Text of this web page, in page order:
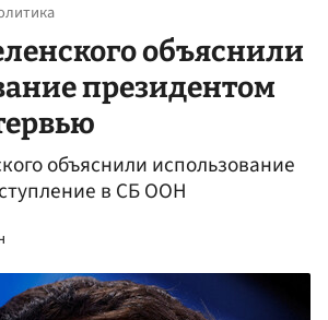
объяснили
президентом
объяснили использование
в СБ ООН